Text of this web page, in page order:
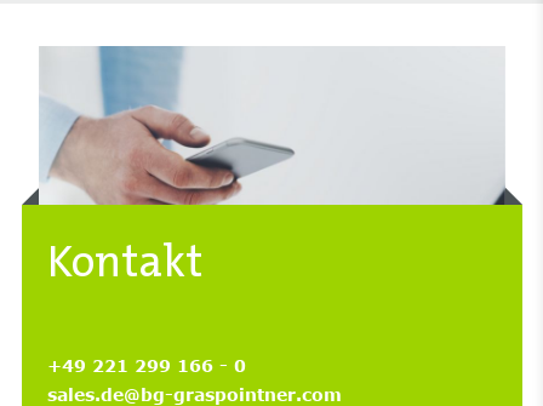
Kontakt
+49 221 299 166 - 0
sales.de@bg-graspointner.com